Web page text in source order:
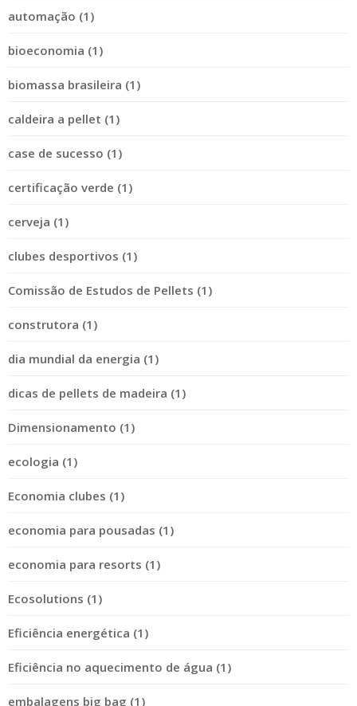
automação (1)
bioeconomia (1)
biomassa brasileira (1)
caldeira a pellet (1)
case de sucesso (1)
certificação verde (1)
cerveja (1)
clubes desportivos (1)
Comissão de Estudos de Pellets (1)
construtora (1)
dia mundial da energia (1)
dicas de pellets de madeira (1)
Dimensionamento (1)
ecologia (1)
Economia clubes (1)
economia para pousadas (1)
economia para resorts (1)
Ecosolutions (1)
Eficiência energética (1)
Eficiência no aquecimento de água (1)
embalagens big bag (1)